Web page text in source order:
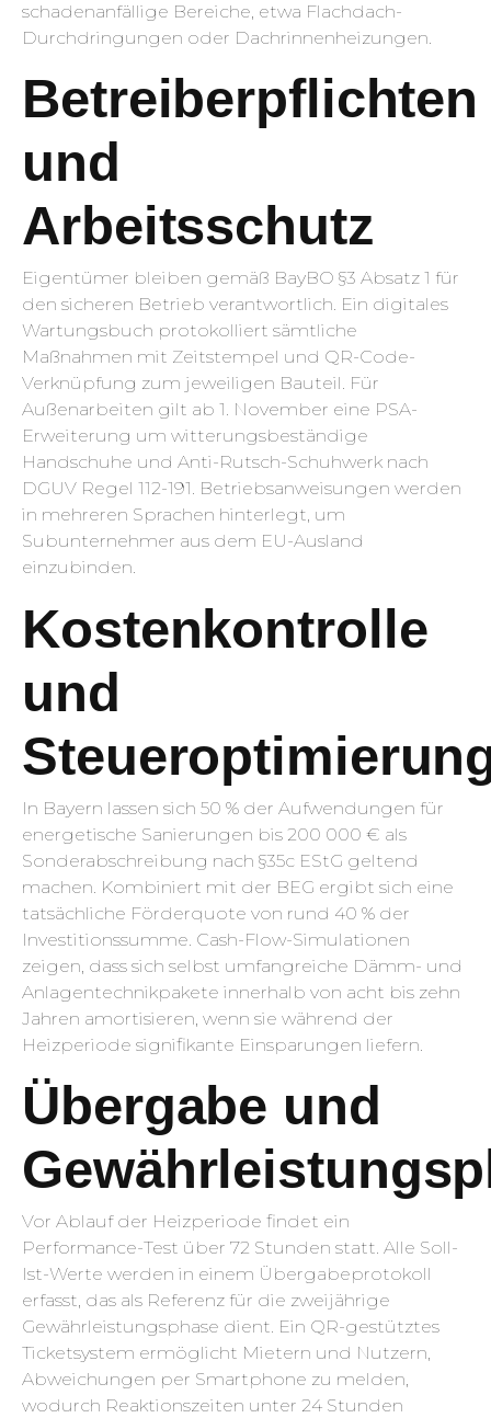
schadenanfällige Bereiche, etwa Flachdach-
Durchdringungen oder Dachrinnenheizungen.
Betreiberpflichten
und
Arbeitsschutz
Eigentümer bleiben gemäß BayBO §3 Absatz 1 für
den sicheren Betrieb verantwortlich. Ein digitales
Wartungsbuch protokolliert sämtliche
Maßnahmen mit Zeitstempel und QR-Code-
Verknüpfung zum jeweiligen Bauteil. Für
Außenarbeiten gilt ab 1. November eine PSA-
Erweiterung um witterungsbeständige
Handschuhe und Anti-Rutsch-Schuhwerk nach
DGUV Regel 112-191. Betriebsanweisungen werden
in mehreren Sprachen hinterlegt, um
Subunternehmer aus dem EU-Ausland
einzubinden.
Kostenkontrolle
und
In Bayern lassen sich 50 % der Aufwendungen für
energetische Sanierungen bis 200 000 € als
Sonderabschreibung nach §35c EStG geltend
machen. Kombiniert mit der BEG ergibt sich eine
tatsächliche Förderquote von rund 40 % der
Investitionssumme. Cash-Flow-Simulationen
zeigen, dass sich selbst umfangreiche Dämm- und
Anlagentechnikpakete innerhalb von acht bis zehn
Jahren amortisieren, wenn sie während der
Heizperiode signifikante Einsparungen liefern.
Übergabe und
Vor Ablauf der Heizperiode findet ein
Performance-Test über 72 Stunden statt. Alle Soll-
Ist-Werte werden in einem Übergabeprotokoll
erfasst, das als Referenz für die zweijährige
Gewährleistungsphase dient. Ein QR-gestütztes
Ticketsystem ermöglicht Mietern und Nutzern,
Abweichungen per Smartphone zu melden,
wodurch Reaktionszeiten unter 24 Stunden